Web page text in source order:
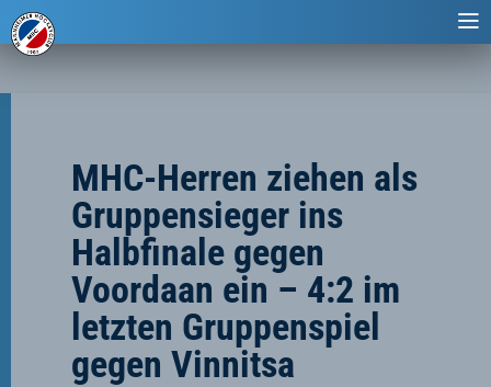
MHC-Herren ziehen als
Gruppensieger ins
Halbfinale gegen
Voordaan ein – 4:2 im
letzten Gruppenspiel
gegen Vinnitsa